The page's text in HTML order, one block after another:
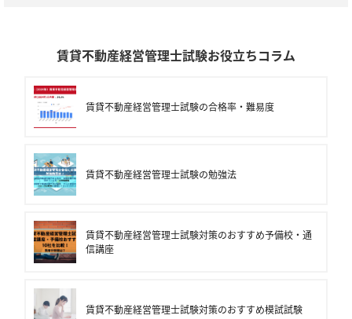
賃貸不動産経営管理士試験お役立ちコラム
賃貸不動産経営管理士試験の合格率・難易度
賃貸不動産経営管理士試験の勉強法
賃貸不動産経営管理士試験対策のおすすめ予備校・通
信講座
賃貸不動産経営管理士試験対策のおすすめ模試試験